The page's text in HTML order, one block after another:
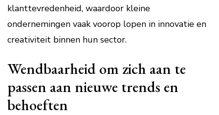
klanttevredenheid, waardoor kleine
ondernemingen vaak voorop lopen in innovatie en
creativiteit binnen hun sector.
Wendbaarheid om zich aan te
passen aan nieuwe trends en
behoeften